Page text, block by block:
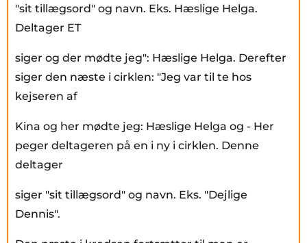
"sit tillægsord" og navn. Eks. Hæslige Helga.
Deltager ET
siger og der mødte jeg": Hæslige Helga. Derefter
siger den næste i cirklen: "Jeg var til te hos
kejseren af
Kina og her mødte jeg: Hæslige Helga og - Her
peger deltageren på en i ny i cirklen. Denne
deltager
siger "sit tillægsord" og navn. Eks. "Dejlige
Dennis".